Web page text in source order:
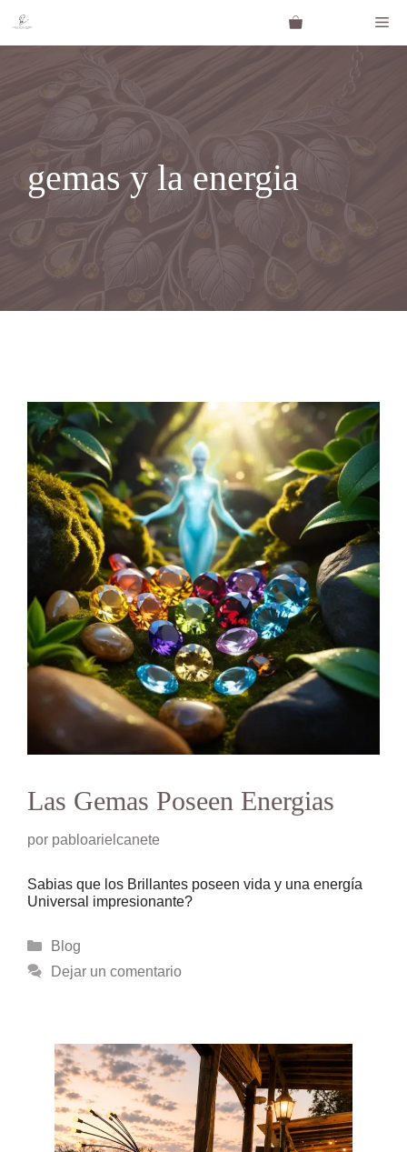
contenido
gemas y la energia
Las Gemas Poseen Energias
por pabloarielcanete
Sabias que los Brillantes poseen vida y una energía
Universal impresionante?
Categorías
Blog
Dejar un comentario